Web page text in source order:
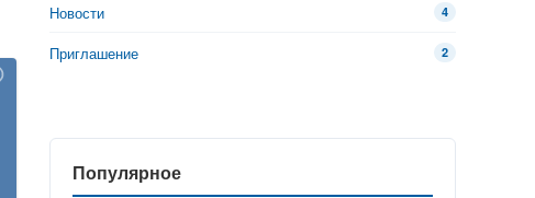
Новости 4
Приглашение 2
Популярное